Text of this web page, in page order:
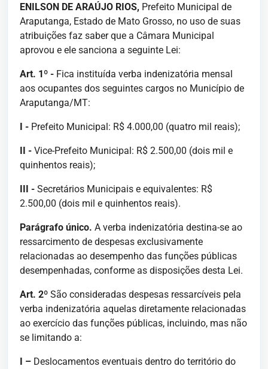
ENILSON DE ARAÚJO RIOS, Prefeito Municipal de
Araputanga, Estado de Mato Grosso, no uso de suas
atribuições faz saber que a Câmara Municipal
aprovou e ele sanciona a seguinte Lei:
Art. 1º - Fica instituída verba indenizatória mensal
aos ocupantes dos seguintes cargos no Município de
Araputanga/MT:
I - Prefeito Municipal: R$ 4.000,00 (quatro mil reais);
II - Vice-Prefeito Municipal: R$ 2.500,00 (dois mil e
quinhentos reais);
III - Secretários Municipais e equivalentes: R$
2.500,00 (dois mil e quinhentos reais).
Parágrafo único. A verba indenizatória destina-se ao
ressarcimento de despesas exclusivamente
relacionadas ao desempenho das funções públicas
desempenhadas, conforme as disposições desta Lei.
Art. 2º São consideradas despesas ressarcíveis pela
verba indenizatória aquelas diretamente relacionadas
ao exercício das funções públicas, incluindo, mas não
se limitando a:
I – Deslocamentos eventuais dentro do território do